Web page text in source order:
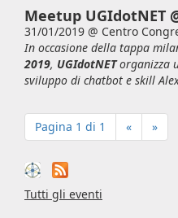
Meetup UGIdotNET
31/01/2019 @ Centro
In occasione della tappa
2019, UGIdotNETorganizza
sviluppo di chatbot e skill
Pagina 1 di 1 « »
Tutti gli eventi